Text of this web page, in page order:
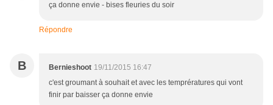
ça donne envie - bises fleuries du soir
Répondre
B Bernieshoot 19/11/2015 16:47
c'est groumant à souhait et avec les temprératures qui vont
finir par baisser ça donne envie